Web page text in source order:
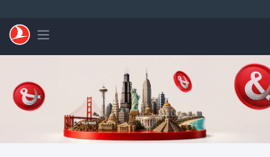
Toggle navigation